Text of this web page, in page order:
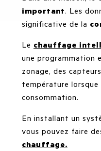
important. Les
significative de la
Le chauffage
une programmation
zonage, des
température lorsque
consommation.
En installant un
vous pouvez faire
chauffage.